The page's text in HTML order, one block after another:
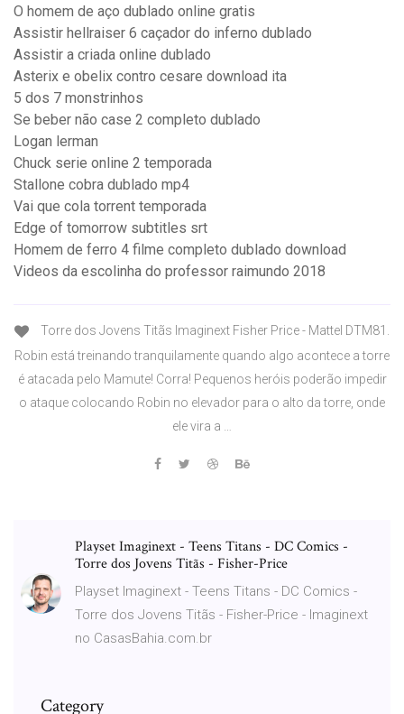
O homem de aço dublado online gratis
Assistir hellraiser 6 caçador do inferno dublado
Assistir a criada online dublado
Asterix e obelix contro cesare download ita
5 dos 7 monstrinhos
Se beber não case 2 completo dublado
Logan lerman
Chuck serie online 2 temporada
Stallone cobra dublado mp4
Vai que cola torrent temporada
Edge of tomorrow subtitles srt
Homem de ferro 4 filme completo dublado download
Videos da escolinha do professor raimundo 2018
Torre dos Jovens Titãs Imaginext Fisher Price - Mattel DTM81.
Robin está treinando tranquilamente quando algo acontece a torre
é atacada pelo Mamute! Corra! Pequenos heróis poderão impedir
o ataque colocando Robin no elevador para o alto da torre, onde
ele vira a …
Playset Imaginext - Teens Titans - DC Comics -
Torre dos Jovens Titãs - Fisher-Price
Playset Imaginext - Teens Titans - DC Comics -
Torre dos Jovens Titãs - Fisher-Price - Imaginext
no CasasBahia.com.br
Category